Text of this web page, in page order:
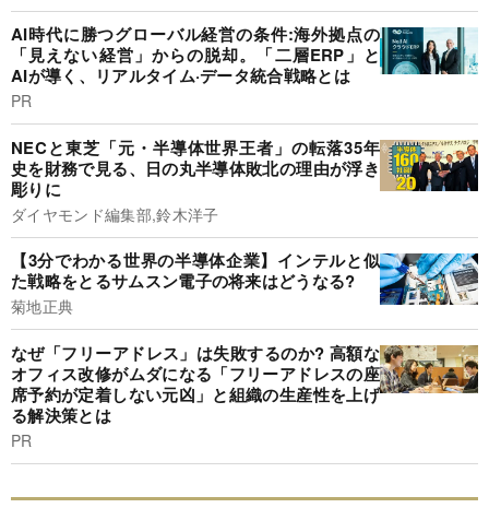
AI時代に勝つグローバル経営の条件:海外拠点の
「見えない経営」からの脱却。「二層ERP」と
AIが導く、リアルタイム·データ統合戦略とは
PR
NECと東芝「元・半導体世界王者」の転落35年
史を財務で見る、日の丸半導体敗北の理由が浮き
彫りに
ダイヤモンド編集部,鈴木洋子
【3分でわかる世界の半導体企業】インテルと似
た戦略をとるサムスン電子の将来はどうなる?
菊地正典
なぜ「フリーアドレス」は失敗するのか? 高額な
オフィス改修がムダになる「フリーアドレスの座
席予約が定着しない元凶」と組織の生産性を上げ
る解決策とは
PR